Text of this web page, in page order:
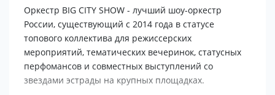
Оркестр BIG CITY SHOW - лучший шоу-оркестр
России, существующий с 2014 года в статусе
топового коллектива для режиссерских
мероприятий, тематических вечеринок, статусных
перфомансов и совместных выступлений со
звездами эстрады на крупных площадках.